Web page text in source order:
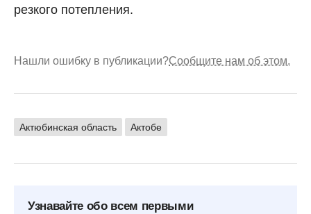
резкого потепления.
Нашли ошибку в публикации?Сообщите нам об этом.
Актюбинская область Актобе
Узнавайте обо всем первыми